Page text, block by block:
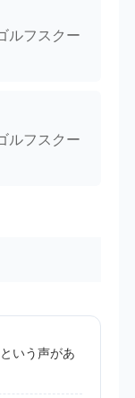
ルフスクー
ルフスクー
いう声があ